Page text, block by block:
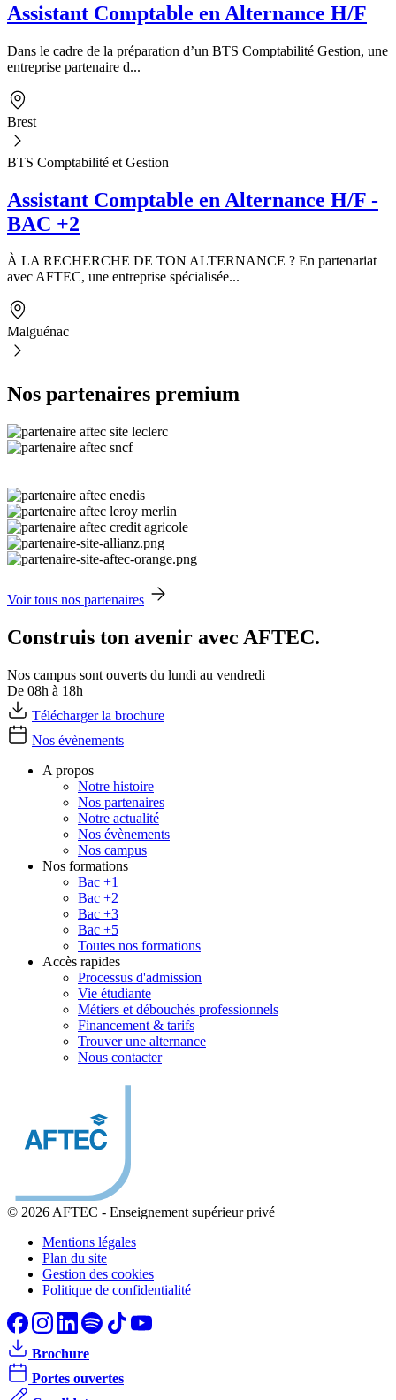
Assistant Comptable en Alternance H/F
Dans le cadre de la préparation d’un BTS Comptabilité Gestion, une
entreprise partenaire d...
Brest
BTS Comptabilité et Gestion
Assistant Comptable en Alternance H/F -
BAC +2
À LA RECHERCHE DE TON ALTERNANCE ? En partenariat
avec AFTEC, une entreprise spécialisée...
Malguénac
Nos partenaires premium
Voir tous nos partenaires
Construis ton avenir avec AFTEC.
Nos campus sont ouverts du lundi au vendredi
De 08h à 18h
Télécharger la brochure
Nos évènements
A propos
Notre histoire
Nos partenaires
Notre actualité
Nos évènements
Nos campus
Nos formations
Bac +1
Bac +2
Bac +3
Bac +5
Toutes nos formations
Accès rapides
Processus d'admission
Vie étudiante
Métiers et débouchés professionnels
Financement & tarifs
Trouver une alternance
Nous contacter
© 2026 AFTEC - Enseignement supérieur privé
Mentions légales
Plan du site
Gestion des cookies
Politique de confidentialité
Brochure
Portes ouvertes